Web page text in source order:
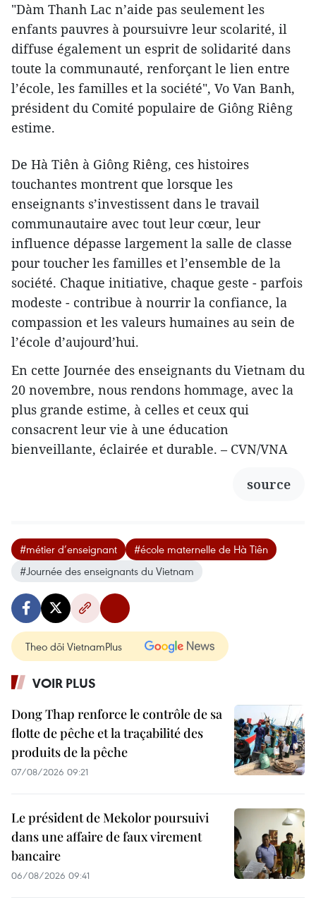
"Dàm Thanh Lac n’aide pas seulement les
enfants pauvres à poursuivre leur scolarité, il
diffuse également un esprit de solidarité dans
toute la communauté, renforçant le lien entre
l’école, les familles et la société", Vo Van Banh,
président du Comité populaire de Giông Riêng
estime.
De Hà Tiên à Giông Riêng, ces histoires
touchantes montrent que lorsque les
enseignants s’investissent dans le travail
communautaire avec tout leur cœur, leur
influence dépasse largement la salle de classe
pour toucher les familles et l’ensemble de la
société. Chaque initiative, chaque geste - parfois
modeste - contribue à nourrir la confiance, la
compassion et les valeurs humaines au sein de
l’école d’aujourd’hui.
En cette Journée des enseignants du Vietnam du
20 novembre, nous rendons hommage, avec la
plus grande estime, à celles et ceux qui
consacrent leur vie à une éducation
bienveillante, éclairée et durable. – CVN/VNA
source
#métier d’enseignant
#école maternelle de Hà Tiên
#Journée des enseignants du Vietnam
Theo dõi VietnamPlus
VOIR PLUS
Dong Thap renforce le contrôle de sa
flotte de pêche et la traçabilité des
produits de la pêche
07/08/2026 09:21
Le président de Mekolor poursuivi
dans une affaire de faux virement
bancaire
06/08/2026 09:41